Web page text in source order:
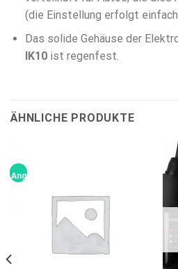
(die Einstellung erfolgt
Das solide Gehäuse der
IK10ist regenfest.
ÄHNLICHE PRODUKTE
Angebot!